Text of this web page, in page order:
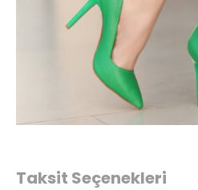
Taksit Seçenekleri